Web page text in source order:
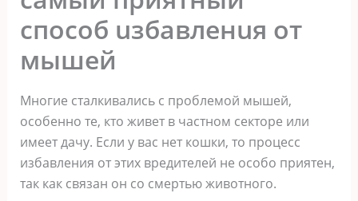
способ uзбавленuя от
мышей
Многие сталкивались с проблемой мышей,
особенно те, кто живет в частном секторе или
имеет дачу. Если у вас нет кошки, то процесс
избавления от этих вредителей не особо приятен,
так как связан он со смертью животного.